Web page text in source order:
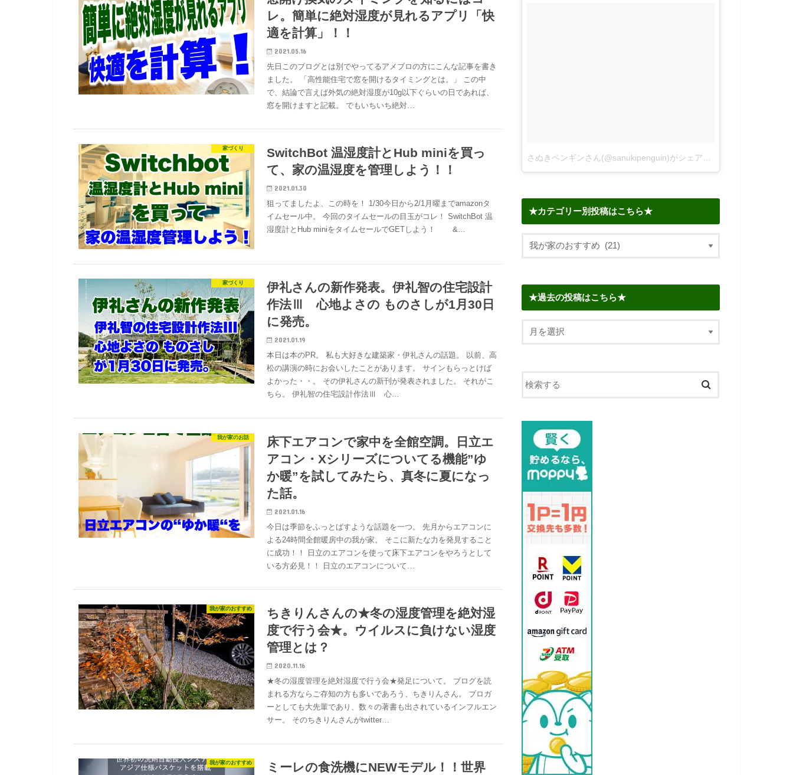
レ。簡単に絶対湿度が見れるアプリ「快
適を計算」！！
2021.05.16
先日このブログとは別でやってるアメブロの方にこんな記事を書き
ました。 「高性能住宅で窓を開けるタイミングとは。」 この中
で、結論で言えば外気の絶対湿度が10g以下ぐらいの日であれば、
窓を開けますと記載。 でもいちいち絶対…
家づくり
SwitchBot 温湿度計とHub miniを買っ
て、家の温湿度を管理しよう！！
2021.01.30
狙ってましたよ、この時を！ 1/30今日から2/1月曜までamazonタ
イムセール中。 今回のタイムセールの目玉がコレ！ SwitchBot 温
湿度計とHub miniをタイムセールでGETしよう！ &…
家づくり
伊礼さんの新作発表。伊礼智の住宅設計
作法Ⅲ 心地よさの ものさしが1月30日
に発売。
2021.01.19
本日は本のPR。 私も大好きな建築家・伊礼さんの話題。 以前、高
松の講演の時にお会いしたことがあります。 サインもらっとけば
よかった・・。 その伊礼さんの新刊が発表されました。 それがこ
ちら。 伊礼智の住宅設計作法Ⅲ 心…
我が家のお話
床下エアコンで家中を全館空調。日立エ
アコン・Xシリーズについてる機能”ゆ
か暖”を試してみたら、真冬に夏になっ
た話。
2021.01.16
今日は季節をふっとばすような話題を一つ。 先月からエアコンに
よる24時間全館暖房中の我が家。 そこに新たな力を発見すること
に成功！！ 日立のエアコンを使って床下エアコンをやろうとして
いる方必見！！ 日立のエアコンについて…
我が家のおすすめ
ちきりんさんの★冬の湿度管理を絶対湿
度で行う会★。ウイルスに負けない湿度
管理とは？
2020.11.16
★冬の湿度管理を絶対湿度で行う会★発足について。 ブログを読
まれる方ならご存知の方も多いであろう、ちきりんさん。 ブロガ
ーとしても大先輩であり、数々の著書も出されているインフルエン
サー。 そのちきりんさんがtwitter…
我が家のおすすめ
ミーレの食洗機にNEWモデル！！世界
★カテゴリー別投稿はこちら★
★過去の投稿はこちら★